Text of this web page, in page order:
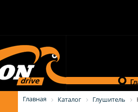
Главная Каталог Глушитель